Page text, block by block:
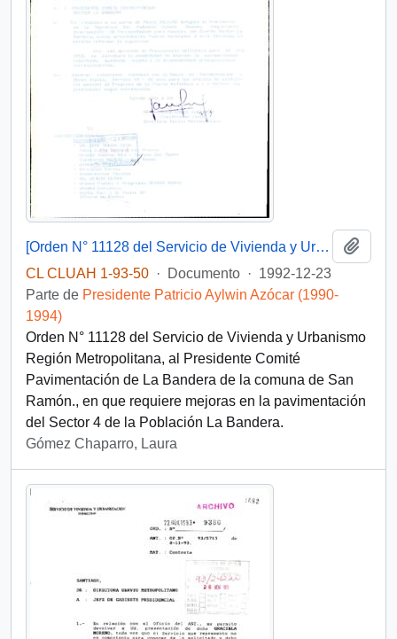
[Orden N° 11128 del Servicio de Vivienda y Urbanismo Región Metropolitana]
CL CLUAH 1-93-50 · Documento · 1992-12-23
Parte de Presidente Patricio Aylwin Azócar (1990-
1994)
Orden N° 11128 del Servicio de Vivienda y Urbanismo
Región Metropolitana, al Presidente Comité
Pavimentación de La Bandera de la comuna de San
Ramón., en que requiere mejoras en la pavimentación
del Sector 4 de la Población La Bandera.
Gómez Chaparro, Laura